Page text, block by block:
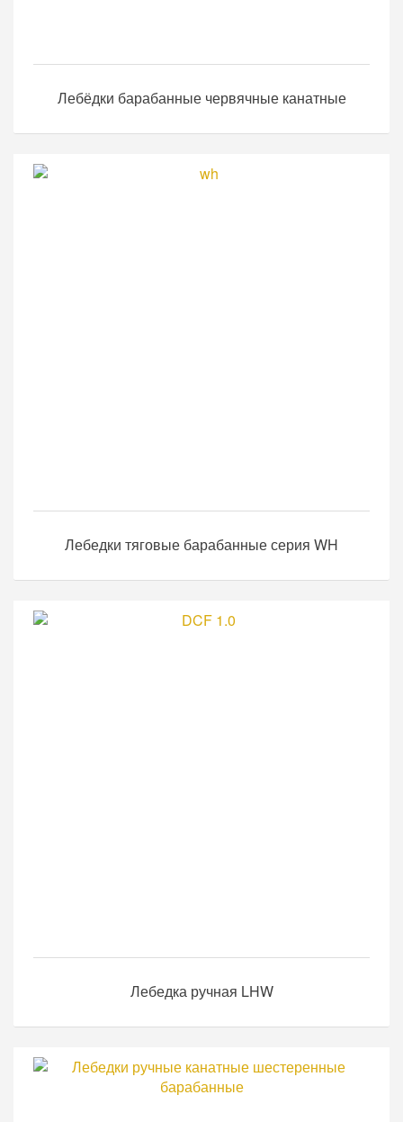
Лебёдки барабанные червячные канатные
Лебедки тяговые барабанные серия WH
Лебедка ручная LHW